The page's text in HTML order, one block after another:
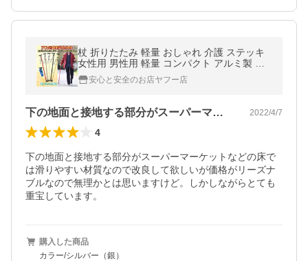
杖 折りたたみ 軽量 おしゃれ 介護 ステッキ
女性用 男性用 軽量 コンパクト アルミ製 リ
ハビリ 山登り ウォーキング
安心と安全のお店ヤフー店
下の地面と接地する部分がスーパーマーケ… 2022/4/7
4
下の地面と接地する部分がスーパーマーケットなどの床で
は滑りやすい材質なので改良して欲しいが価格がリーズナ
ブルなので無理かとは思いますけど。しかしながらとても
重宝しています。
購入した商品
カラー/シルバー（銀）